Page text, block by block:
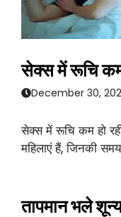
सेक्स में रूचि कम
December 30,
सेक्स में रूचि कम हो
महिलाएं हैं, जिनकी
तापमान भले